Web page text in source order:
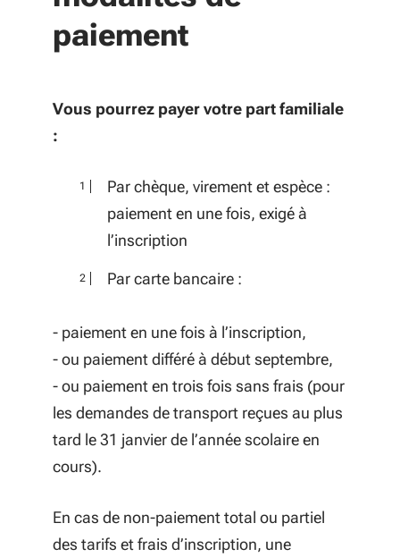
paiement
Vous pourrez payer votre part familiale
:
Par chèque, virement et espèce :
paiement en une fois, exigé à
l’inscription
Par carte bancaire :
- paiement en une fois à l’inscription,
- ou paiement différé à début septembre,
- ou paiement en trois fois sans frais (pour
les demandes de transport reçues au plus
tard le 31 janvier de l’année scolaire en
cours).
En cas de non-paiement total ou partiel
des tarifs et frais d’inscription, une